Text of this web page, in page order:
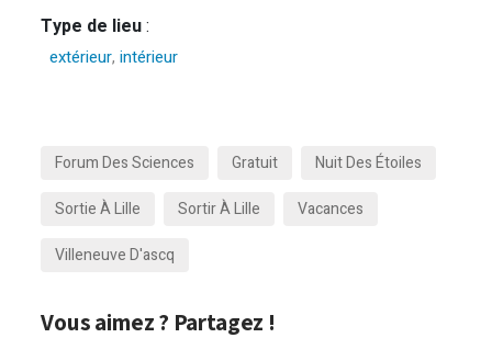
Type de lieu:
extérieur,intérieur
Forum Des Sciences Gratuit
Nuit Des Étoiles
Sortie À Lille
Sortir À Lille
Vacances
Villeneuve D'ascq
Vous aimez ? Partagez !